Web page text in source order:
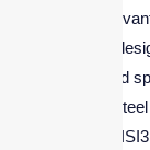
number of
its hygienic
without dead
stainless
(1.4404/